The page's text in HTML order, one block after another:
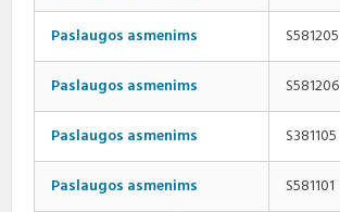
Paslaugos asmenims S581205
Paslaugos asmenims S581206
Paslaugos asmenims S381105
Paslaugos asmenims S581101